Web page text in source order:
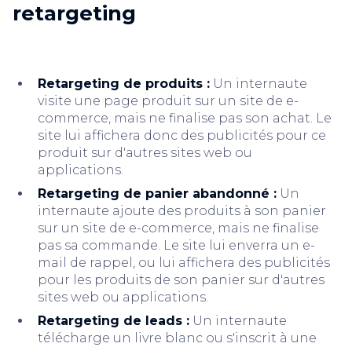
retargeting
Retargeting de produits : Un internaute
visite une page produit sur un site de e-
commerce, mais ne finalise pas son achat. Le
site lui affichera donc des publicités pour ce
produit sur d'autres sites web ou
applications.
Retargeting de panier abandonné : Un
internaute ajoute des produits à son panier
sur un site de e-commerce, mais ne finalise
pas sa commande. Le site lui enverra un e-
mail de rappel, ou lui affichera des publicités
pour les produits de son panier sur d'autres
sites web ou applications.
Retargeting de leads : Un internaute
télécharge un livre blanc ou s'inscrit à une